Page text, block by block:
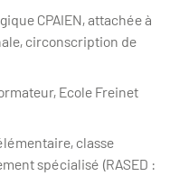
CPAIEN, attachée à
circonscription de
Ecole Freinet
classe
spécialisé (RASED :